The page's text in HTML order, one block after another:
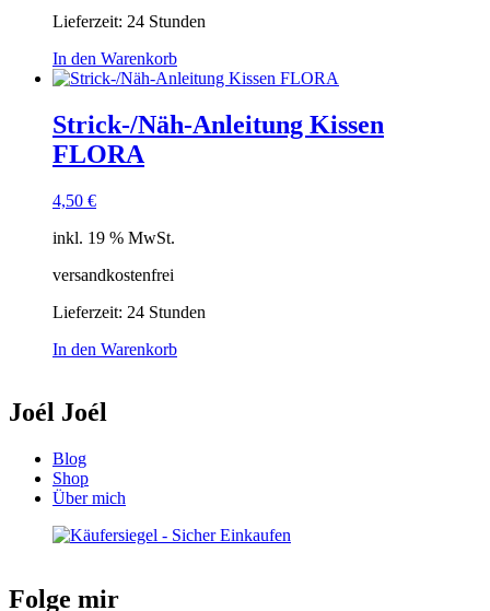
Lieferzeit: 24 Stunden
In den Warenkorb
Strick-/Näh-Anleitung Kissen
FLORA
4,50 €
inkl. 19 % MwSt.
versandkostenfrei
Lieferzeit: 24 Stunden
In den Warenkorb
Joél Joél
Blog
Shop
Über mich
Folge mir